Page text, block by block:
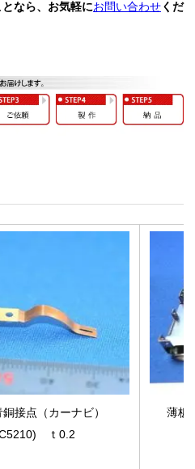
なら、お気軽にお問い合わせくだ
接点（カーナビ）
C5210) ｔ0.2
薄板